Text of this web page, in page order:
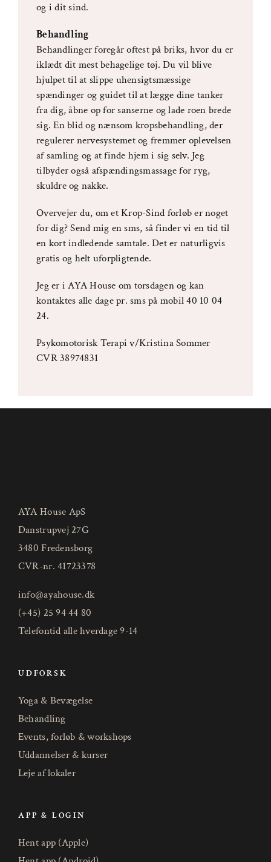
og i dit sind.
Behandling
Behandlinger foregår oftest på briks, hvor du er
iklædt dit mest behagelige tøj. Du vil blive
hjulpet til at slippe uhensigtsmæssige
spændinger og guidet til at lægge dine tanker
fra dig, åbne op for sanserne og lade roen brede
sig. En blid og nænsom kropsbehandling, der
regulerer nervesystemet og fremmer oplevelsen
af samling og at finde hjem i sig selv. Jeg
tilbyder også afspændingsmassage for ryg,
skuldre og nakke.
Overvejer du, om et Krop-Sind forløb er noget
for dig? Send mig en sms, så finder vi en tid til
en kort indledende samtale. Det er naturligvis
gratis og helt uforpligtende.
Jeg er i AYA House om torsdagen og kan
kontaktes alle dage pr. sms på mobil 40 10 04
24.
Psykomotorisk Terapi v/Kristina Sommer
CVR 38974831
AYA House ApS
Danstrupvej 27G
3480 Fredensborg
CVR-nr. 41723378
info@ayahouse.dk
(+45) 25 94 44 80
Telefontid alle hverdage 9-14
UDFORSK
Yoga & Bevægelse
Behandling
Events, forløb & workshops
Uddannelser & kurser
Leje af lokaler
APP & LOGIN
Hent app (Apple)